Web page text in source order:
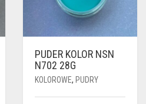
PUDER KOLOR NSN
N702 28G
KOLOROWE, PUDRY